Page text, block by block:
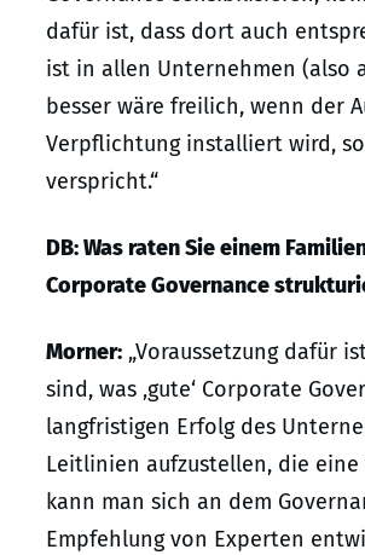
dafür ist, dass dort auch
ist in allen Unternehmen (also
besser wäre freilich, wenn der
Verpflichtung installiert wird,
verspricht.“
DB: Was raten Sie einem
Corporate Governance
Morner: „Voraussetzung dafür
sind, was ‚gute‘ Corporate
langfristigen Erfolg des
Leitlinien aufzustellen, die
kann man sich an dem
Empfehlung von Experten